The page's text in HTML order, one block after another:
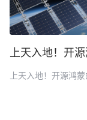
上天入地！开
上天入地！开源鸿